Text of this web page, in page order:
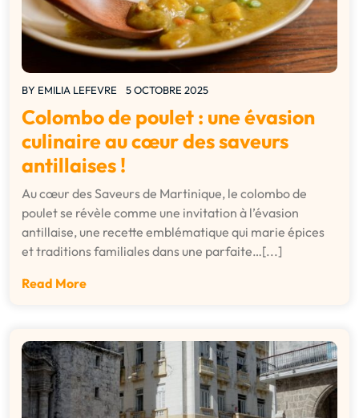
BY EMILIA LEFEVRE 5 OCTOBRE 2025
Colombo de poulet : une évasion
culinaire au cœur des saveurs
antillaises !
Au cœur des Saveurs de Martinique, le colombo de
poulet se révèle comme une invitation à l’évasion
antillaise, une recette emblématique qui marie épices
et traditions familiales dans une parfaite…[...]
Read More